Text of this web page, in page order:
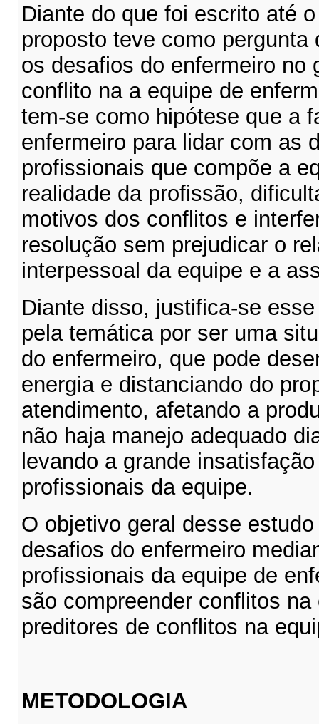
Diante do que foi escrito até
proposto teve como pergunta
os desafios do enfermeiro no
conflito na a equipe de
tem-se como hipótese que a
enfermeiro para lidar com as
profissionais que compõe a
realidade da profissão,
motivos dos conflitos e
resolução sem prejudicar o
interpessoal da equipe e a
Diante disso, justifica-se
pela temática por ser uma
do enfermeiro, que pode
energia e distanciando do
atendimento, afetando a
não haja manejo adequado
levando a grande
profissionais da equipe.
O objetivo geral desse
desafios do enfermeiro
profissionais da equipe de
são compreender conflitos
preditores de conflitos na
METODOLOGIA